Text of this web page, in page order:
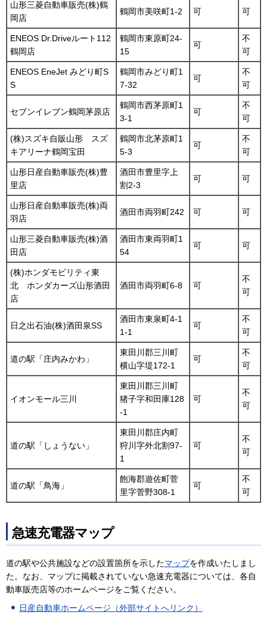
山形三菱自動車販売(株)鶴
岡店
鶴岡市美咲町1-2 可 可
ENEOS Dr.Driveルート112
鶴岡店
鶴岡市東原町24-
15
可
不
可
ENEOS EneJet みどり町S
S
鶴岡市みどり町1
7-32
可
不
可
セブンイレブン鶴岡茅原店
鶴岡市西茅原町1
3-1
可
不
可
(株)スズキ自販山形 スズ
キアリーナ鶴岡宝田
鶴岡市北茅原町1
5-3
可
不
可
山形日産自動車販売(株)豊
里店
酒田市豊里字上
割2-3
可 可
山形日産自動車販売(株)両
羽店
酒田市両羽町242 可 可
山形三菱自動車販売(株)酒
田店
酒田市東両羽町1
54
可 可
(株)ホンダモビリティ東
北 ホンダカーズ山形酒田
店
酒田市両羽町6-8 可
不
可
日之出石油(株)酒田泉SS
酒田市東泉町4-1
1-1
可
不
可
道の駅「庄内みかわ」
東田川郡三川町
横山字堤172-1
可
不
可
イオンモール三川
東田川郡三川町
猪子字和田庫128
-1
可
不
可
道の駅「しょうない」
東田川郡庄内町
狩川字外北割97-
1
可
不
可
道の駅「鳥海」
飽海郡遊佐町菅
里字菅野308-1
可
不
可
急速充電器マップ
道の駅や公共施設などの設置箇所を示したマップを作成いたしまし
た。なお、マップに掲載されていない急速充電器については、各自
動車販売店等のホームページをご覧ください。
日産自動車ホームページ（外部サイトへリンク）